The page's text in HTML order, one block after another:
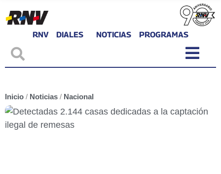
RNV DIALES NOTICIAS PROGRAMAS
Inicio / Noticias / Nacional